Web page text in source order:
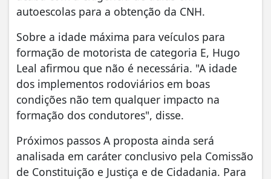
autoescolas para a obtenção da CNH.
Sobre a idade máxima para veículos para
formação de motorista de categoria E, Hugo
Leal afirmou que não é necessária. "A idade
dos implementos rodoviários em boas
condições não tem qualquer impacto na
formação dos condutores", disse.
Próximos passos A proposta ainda será
analisada em caráter conclusivo pela Comissão
de Constituição e Justiça e de Cidadania. Para